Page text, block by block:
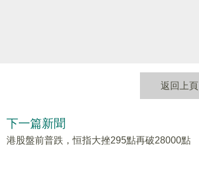
返回上頁
下一篇新聞
港股盤前普跌，恒指大挫295點再破28000點